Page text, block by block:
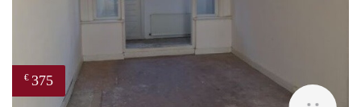
€ 375